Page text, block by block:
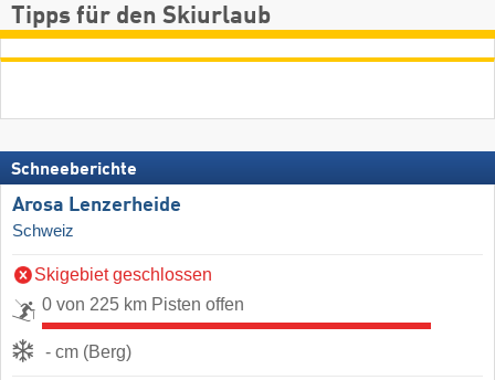
Tipps für den Skiurlaub
Schneeberichte
Arosa Lenzerheide
Schweiz
Skigebiet geschlossen
0 von 225 km Pisten offen
- cm (Berg)